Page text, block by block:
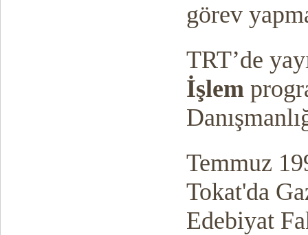
görev
TRT’de
İşlem
Temmuz
Tokat'da
Edebiyat